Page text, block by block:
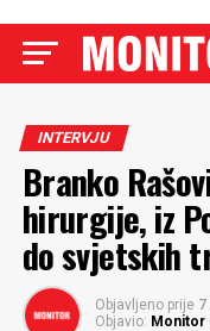
INTERVJU
Branko
hirurgije, iz
do svjetskih
Objavljeno prije 7
Objavio: Monitor